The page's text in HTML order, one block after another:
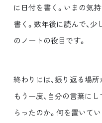
に日付を書く。いまの気
書く。数年後に読んで、少
のノートの役目です。
終わりには、振り返る場
もう一度、自分の言葉に
らったのか。何を置いて